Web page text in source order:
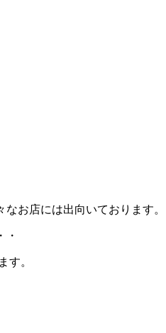
お店には出向いております。
・
す。